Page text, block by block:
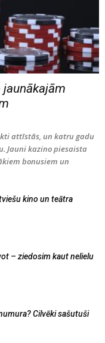
attīstās, un katru gadu
Jauni kazino piesaista
bonusiem un
kino un teātra
– ziedosim kaut nelielu
Cilvēki sašutuši